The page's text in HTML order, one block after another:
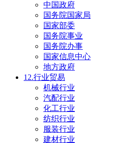
中国政府
国务院国家局
国家部委
国务院事业
国务院办事
国家信息中心
地方政府
12.行业贸易
机械行业
汽配行业
化工行业
纺织行业
服装行业
建材行业